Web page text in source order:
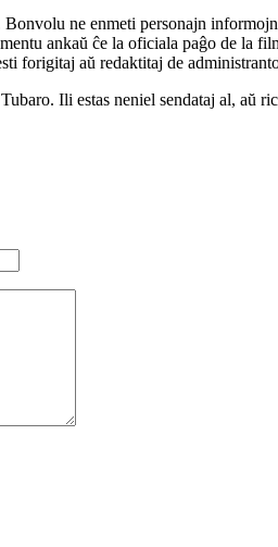
ne enmeti personajn
ankaŭ ĉe la oficiala paĝo de la
forigitaj aŭ redaktitaj de
Ili estas neniel sendataj al, aŭ